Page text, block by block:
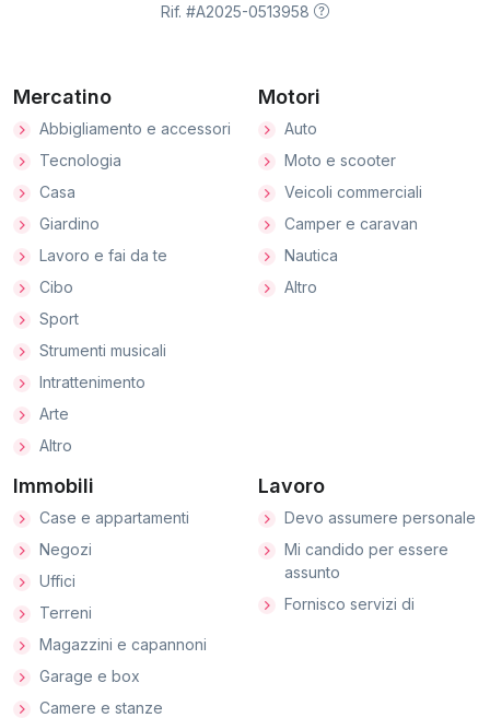
Rif. #A2025-0513958
Mercatino
Abbigliamento e accessori
Tecnologia
Casa
Giardino
Lavoro e fai da te
Cibo
Sport
Strumenti musicali
Intrattenimento
Arte
Altro
Motori
Auto
Moto e scooter
Veicoli commerciali
Camper e caravan
Nautica
Altro
Immobili
Case e appartamenti
Negozi
Uffici
Terreni
Magazzini e capannoni
Garage e box
Camere e stanze
Lavoro
Devo assumere personale
Mi candido per essere
assunto
Fornisco servizi di